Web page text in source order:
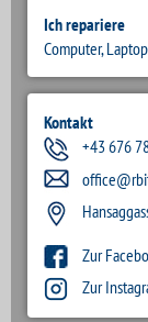
Ich repariere
Computer,
Kontakt
+43 676
Zur
Zur